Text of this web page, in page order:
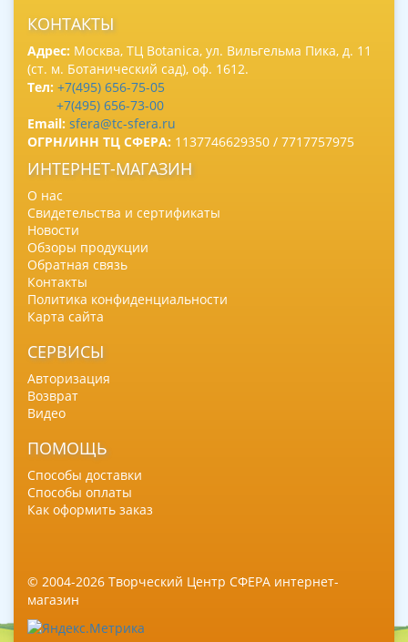
КОНТАКТЫ
Адрес: Москва, ТЦ Botanica, ул. Вильгельма Пика, д. 11
(ст. м. Ботанический сад), оф. 1612.
Тел: +7(495) 656-75-05
+7(495) 656-73-00
Email: sfera@tc-sfera.ru
ОГРН/ИНН ТЦ СФЕРА: 1137746629350 / 7717757975
ИНТЕРНЕТ-МАГАЗИН
О нас
Свидетельства и сертификаты
Новости
Обзоры продукции
Обратная связь
Контакты
Политика конфиденциальности
Карта сайта
СЕРВИСЫ
Авторизация
Возврат
Видео
ПОМОЩЬ
Способы доставки
Способы оплаты
Как оформить заказ
© 2004-2026 Творческий Центр СФЕРА интернет-
магазин